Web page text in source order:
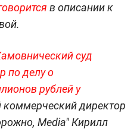
в описании к
суд
по делу о
рублей у
директор
Media" Кирилл